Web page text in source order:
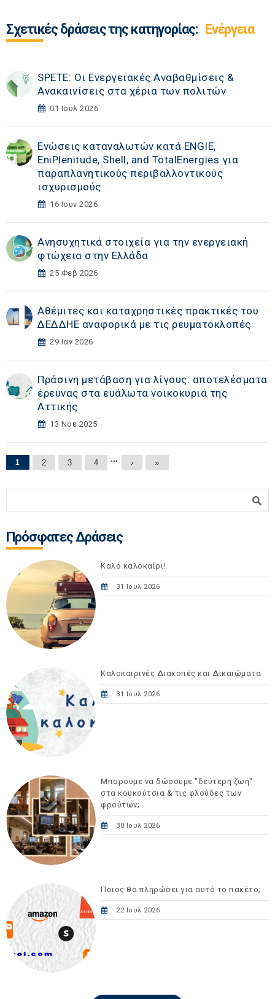
Σχετικές δράσεις της κατηγορίας: Ενέργεια
SPETE: Οι Ενεργειακές Αναβαθμίσεις &
Ανακαινίσεις στα χέρια των πολιτών
01 Ιουλ 2026
Ενώσεις καταναλωτών κατά ENGIE,
EniPlenitude, Shell, and TotalEnergies για
παραπλανητικούς περιβαλλοντικούς
ισχυρισμούς
16 Ιουν 2026
Ανησυχητικά στοιχεία για την ενεργειακή
φτώχεια στην Ελλάδα
25 Φεβ 2026
Αθέμιτες και καταχρηστικές πρακτικές του
ΔΕΔΔΗΕ αναφορικά με τις ρευματοκλοπές
29 Ιαν 2026
Πράσινη μετάβαση για λίγους: αποτελέσματα
έρευνας στα ευάλωτα νοικοκυριά της
Αττικής
13 Νοε 2025
Σελίδες
1 2 3 4 … › »
Πρόσφατες Δράσεις
Καλό καλοκαίρι!
31 Ιουλ 2026
Καλοκαιρινές Διακοπές και Δικαιώματα
31 Ιουλ 2026
Μπορούμε να δώσουμε "δεύτερη ζωή"
στα κουκούτσια & τις φλούδες των
φρούτων;
30 Ιουλ 2026
Ποιος θα πληρώσει για αυτό το πακέτο;
22 Ιουλ 2026